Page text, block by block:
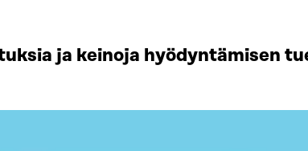
ja keinoja hyödyntämisen